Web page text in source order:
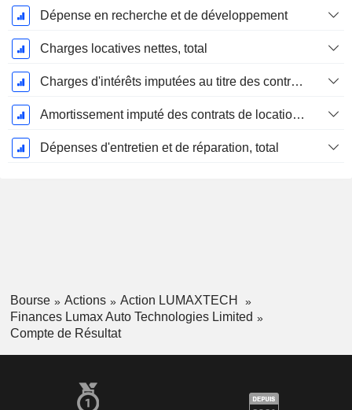
Dépense en recherche et de développement
Charges locatives nettes, total
Charges d'intérêts imputées au titre des contrats de location
Amortissement imputé des contrats de location simple
Dépenses d'entretien et de réparation, total
Bourse Actions
Action LUMAXTECH
Finances Lumax Auto Technologies Limited
Compte de Résultat